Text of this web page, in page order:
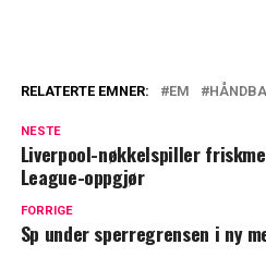
RELATERTE EMNER: EM
NESTE
Liverpool-nøkkelspiller
League-oppgjør
FORRIGE
Sp under sperregrensen i ny